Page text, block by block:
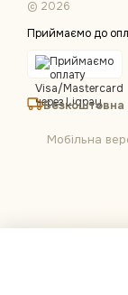
© 2026
Приймаємо до
Безкоштовна
Мобільна